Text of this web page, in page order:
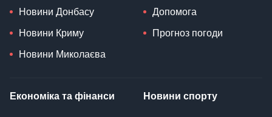
Новини Донбасу
Новини Криму
Новини Миколаєва
Допомога
Прогноз погоди
Економіка та фінанси Новини спорту